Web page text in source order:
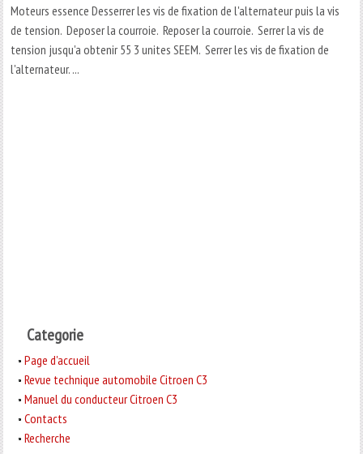
Moteurs essence Desserrer les vis de fixation de l'alternateur puis la vis
de tension. Deposer la courroie. Reposer la courroie. Serrer la vis de
tension jusqu'a obtenir 55 3 unites SEEM. Serrer les vis de fixation de
l'alternateur. ...
Categorie
Page d'accueil
Revue technique automobile Citroen C3
Manuel du conducteur Citroen C3
Contacts
Recherche